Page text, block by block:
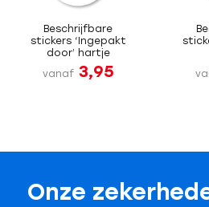
Beschrijfbare
stickers ‘Ingepakt
door’ hartje
vanaf 3,95
Onze